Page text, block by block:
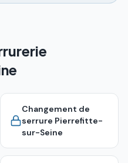
Changement de
serrure Pierrefitte-
sur-Seine